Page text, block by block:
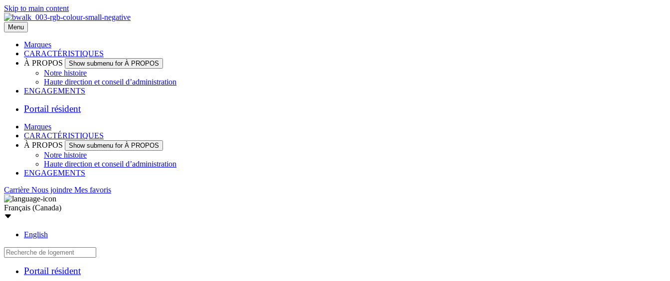
Skip to main content
Menu
Marques
CARACTÉRISTIQUES
À PROPOS
Show submenu for À PROPOS
Notre histoire
Haute direction et conseil d’administration
ENGAGEMENTS
Portail résident
Marques
CARACTÉRISTIQUES
À PROPOS
Show submenu for À PROPOS
Notre histoire
Haute direction et conseil d’administration
ENGAGEMENTS
Carrière Nous joindre Mes favoris
Français (Canada)
English
Portail résident